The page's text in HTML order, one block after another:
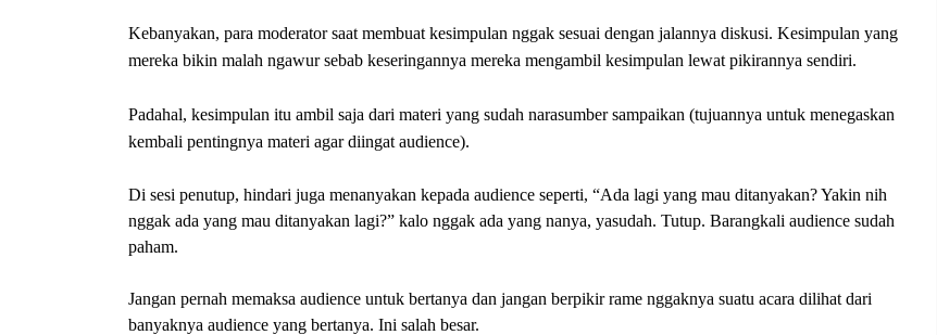
Kebanyakan, para moderator saat membuat kesimpulan nggak sesuai dengan jalannya diskusi. Kesimpulan yang
mereka bikin malah ngawur sebab keseringannya mereka mengambil kesimpulan lewat pikirannya sendiri.
Padahal, kesimpulan itu ambil saja dari materi yang sudah narasumber sampaikan (tujuannya untuk menegaskan
kembali pentingnya materi agar diingat audience).
Di sesi penutup, hindari juga menanyakan kepada audience seperti, “Ada lagi yang mau ditanyakan? Yakin nih
nggak ada yang mau ditanyakan lagi?” kalo nggak ada yang nanya, yasudah. Tutup. Barangkali audience sudah
paham.
Jangan pernah memaksa audience untuk bertanya dan jangan berpikir rame nggaknya suatu acara dilihat dari
banyaknya audience yang bertanya. Ini salah besar.